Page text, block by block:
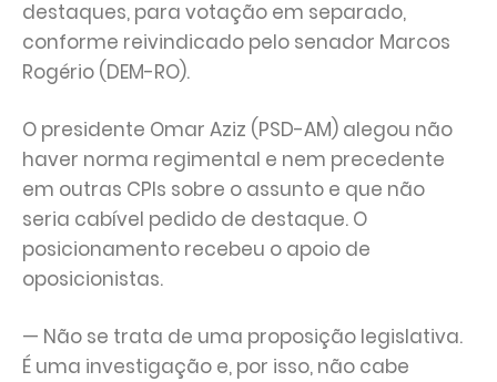
destaques, para votação em separado,
conforme reivindicado pelo senador Marcos
Rogério (DEM-RO).
O presidente Omar Aziz (PSD-AM) alegou não
haver norma regimental e nem precedente
em outras CPIs sobre o assunto e que não
seria cabível pedido de destaque. O
posicionamento recebeu o apoio de
oposicionistas.
— Não se trata de uma proposição legislativa.
É uma investigação e, por isso, não cabe